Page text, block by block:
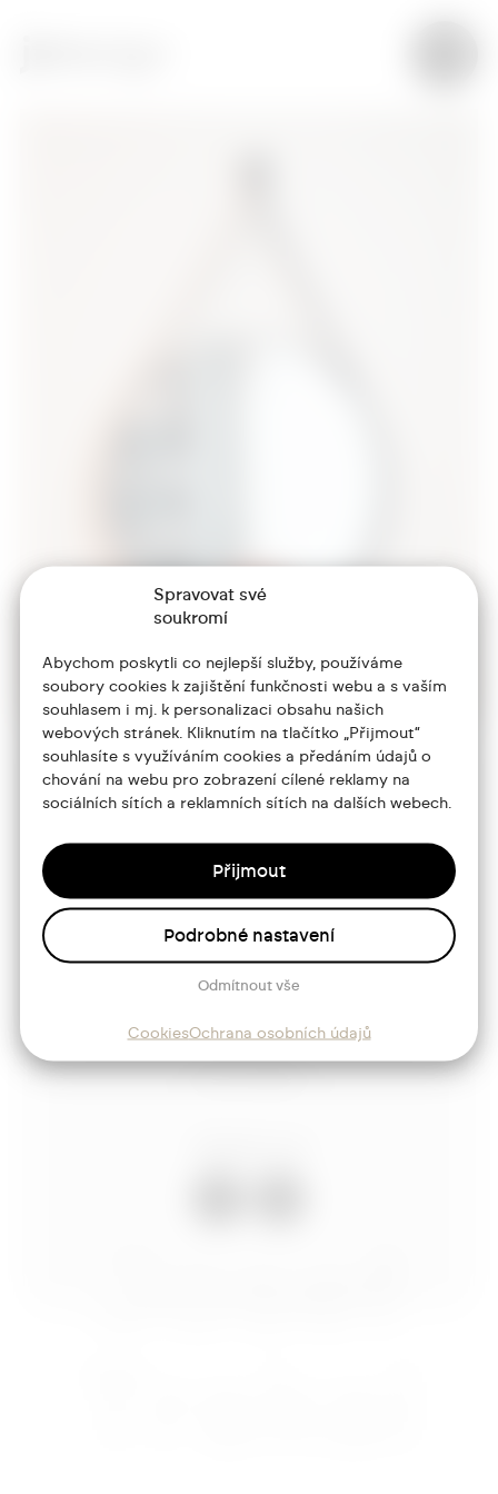
Spravovat své
soukromí
Abychom poskytli co nejlepší služby, používáme
soubory cookies k zajištění funkčnosti webu a s vaším
souhlasem i mj. k personalizaci obsahu našich
webových stránek. Kliknutím na tlačítko „Přijmout“
souhlasíte s využíváním cookies a předáním údajů o
chování na webu pro zobrazení cílené reklamy na
sociálních sítích a reklamních sítích na dalších webech.
Přijmout
Odmítnout vše
Podrobné nastavení
CookiesOchrana osobních údajů
Portfolio
Služby
Blog
Kontakt
+420 773 986 416
jtdesign@joseftrakal.cz